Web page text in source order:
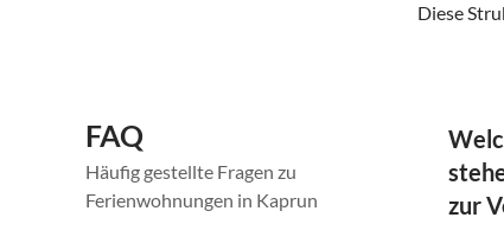
Diese
FAQ
Häufig gestellte Fragen zu
Ferienwohnungen in Kaprun
zur